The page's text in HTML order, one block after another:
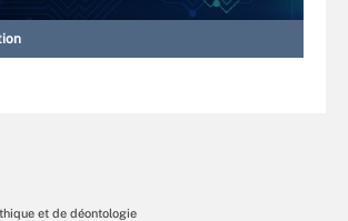
et de déontologie